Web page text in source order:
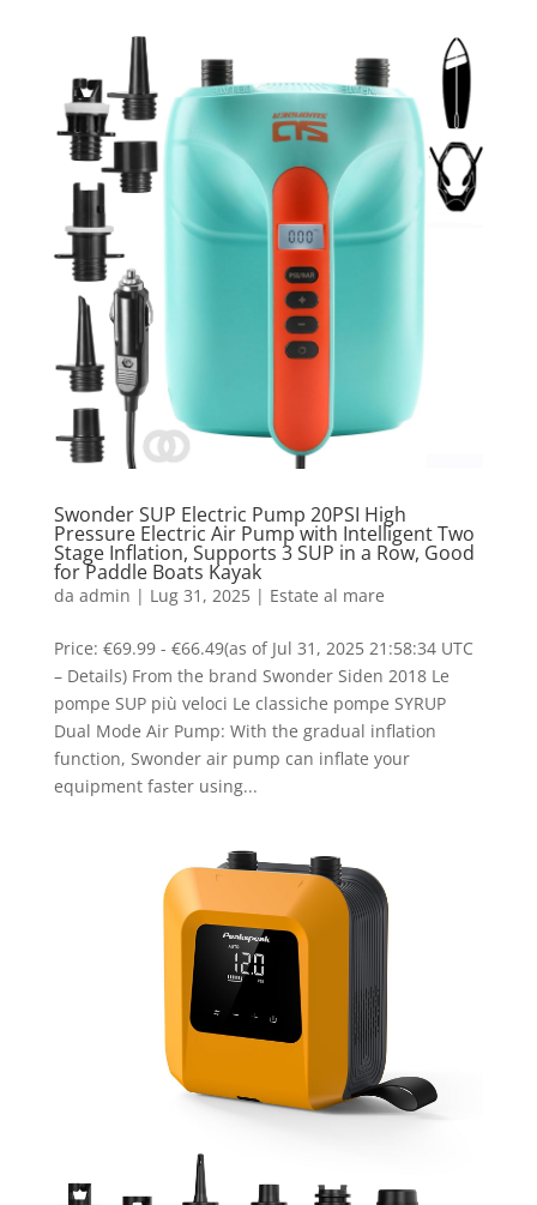
Swonder SUP Electric Pump 20PSI High
Pressure Electric Air Pump with Intelligent Two
Stage Inflation, Supports 3 SUP in a Row, Good
for Paddle Boats Kayak
da admin | Lug 31, 2025| Estate al mare
Price: €69.99 - €66.49(as of Jul 31, 2025 21:58:34 UTC
– Details) From the brand Swonder Siden 2018 Le
pompe SUP più veloci Le classiche pompe SYRUP
Dual Mode Air Pump: With the gradual inflation
function, Swonder air pump can inflate your
equipment faster using...